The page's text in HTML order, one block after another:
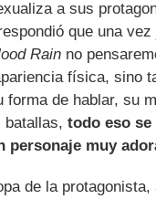
a sus
que una
Rain no
física, sino
forma de hablar, su
batallas,todo eso
personaje muy
de la protagonista,